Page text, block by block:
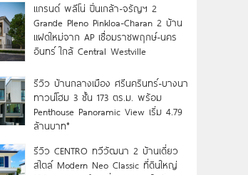
แกรนด์ พลีโน่ ปิ่นเกล้า-จรัญฯ 2
Grande Pleno Pinkloa-Charan 2 บ้าน
แฝดใหม่จาก AP เชื่อมราชพฤกษ์-นคร
อินทร์ ใกล้ Central Westville
รีวิว บ้านกลางเมือง ศรีนครินทร์-บางนา
ทาวน์โฮม 3 ชั้น 173 ตร.ม. พร้อม
Penthouse Panoramic View เริ่ม 4.79
ล้านบาท*
รีวิว CENTRO ทวีวัฒนา 2 บ้านเดี่ยว
สไตล์ Modern Neo Classic ที่ดินใหญ่